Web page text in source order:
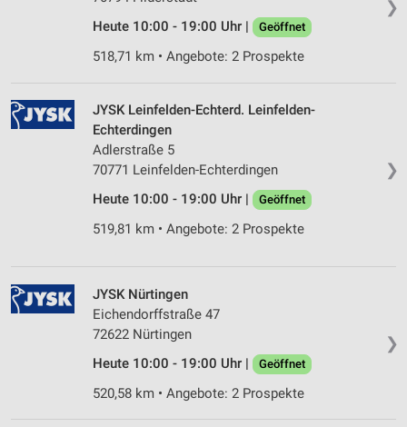
❯
Heute 10:00 - 19:00 Uhr |
Geöffnet
518,71 km • Angebote: 2 Prospekte
❯
JYSK Leinfelden-Echterd. Leinfelden-
Echterdingen
Adlerstraße 5
70771 Leinfelden-Echterdingen
Heute 10:00 - 19:00 Uhr |
Geöffnet
519,81 km • Angebote: 2 Prospekte
❯
JYSK Nürtingen
Eichendorffstraße 47
72622 Nürtingen
Heute 10:00 - 19:00 Uhr |
Geöffnet
520,58 km • Angebote: 2 Prospekte